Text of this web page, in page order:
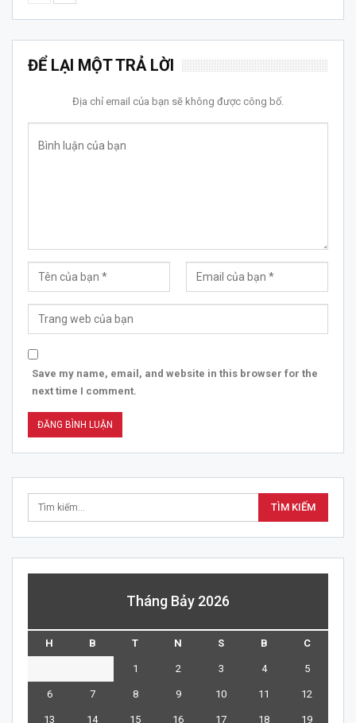
ĐỂ LẠI MỘT TRẢ LỜI
Địa chỉ email của bạn sẽ không được công bố.
Save my name, email, and website in this browser for the
next time I comment.
Tháng Bảy 2026
H B T N S B C
1 2 3 4 5
6 7 8 9 10 11 12
13 14 15 16 17 18 19